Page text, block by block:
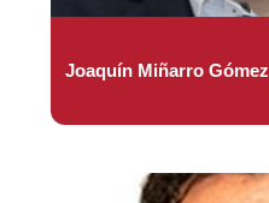
Joaquín Miñarro Gómez